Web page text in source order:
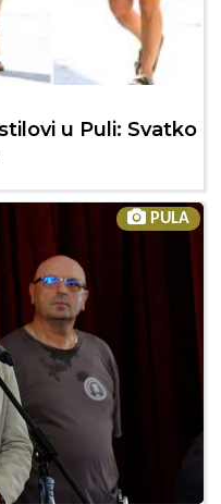
u Puli: Svatko
PULA